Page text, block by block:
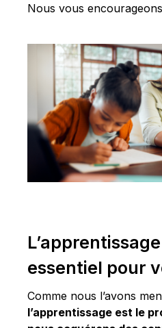
Nous vous
essentiel pour
Comme nous l’avons
l’apprentissage est le